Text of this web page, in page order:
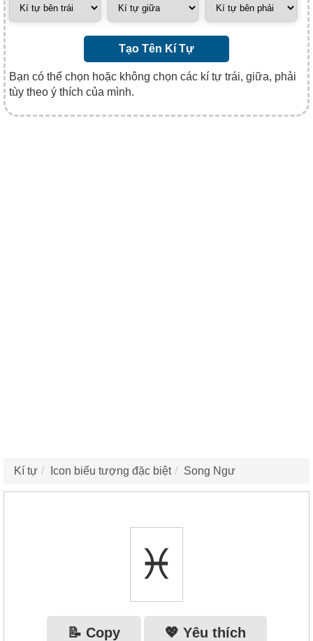
Tạo Tên Kí Tự
Bạn có thể chọn hoặc không chọn các kí tự trái, giữa, phải
tùy theo ý thích của mình.
Kí tự Icon biểu tượng đặc biệt Song Ngư
♓
📝 Copy 💖 Yêu thích